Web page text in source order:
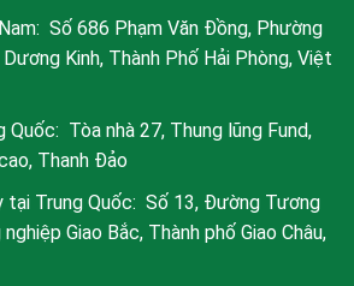
Số 686 Phạm Văn Đồng, Phường
Dương Kinh, Thành Phố Hải Phòng, Việt
Quốc: Tòa nhà 27, Thung lũng Fund,
Thanh Đảo
tại Trung Quốc: Số 13, Đường Tương
Giao Bắc, Thành phố Giao Châu,